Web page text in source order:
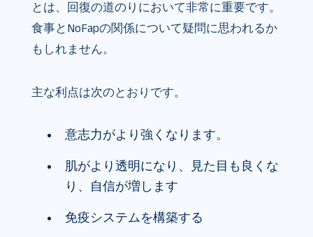
とは、回復の道のりにおいて非常に重要です。
食事とNoFapの関係について疑問に思われるか
もしれません。
主な利点は次のとおりです。
意志力がより強くなります。
肌がより透明になり、見た目も良くな
り、自信が増します
免疫システムを構築する